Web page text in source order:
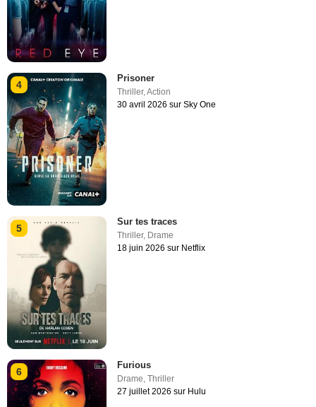
4
Prisoner
Thriller,Action
30 avril 2026 sur Sky One
5
Sur tes traces
Thriller, Drame
18 juin 2026 sur Netflix
6
Furious
Drame,Thriller
27 juillet 2026 sur Hulu